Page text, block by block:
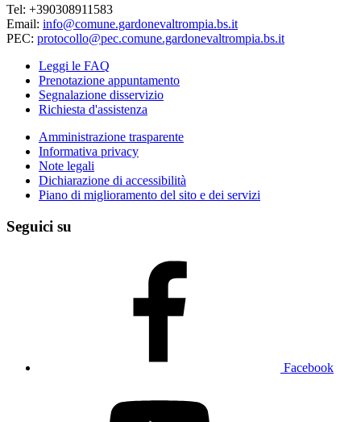
Tel: +390308911583
Email: info@comune.gardonevaltrompia.bs.it
PEC: protocollo@pec.comune.gardonevaltrompia.bs.it
Leggi le FAQ
Prenotazione appuntamento
Segnalazione disservizio
Richiesta d'assistenza
Amministrazione trasparente
Informativa privacy
Note legali
Dichiarazione di accessibilità
Piano di miglioramento del sito e dei servizi
Seguici su
Facebook